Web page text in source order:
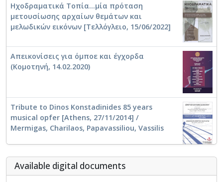
Ηχοδραματικά Τοπία...μία πρόταση
μετουσίωσης αρχαίων θεμάτων και
μελωδικών εικόνων [Τελλόγλειο, 15/06/2022]
Απεικονίσεις για όμποε και έγχορδα
(Κομοτηνή, 14.02.2020)
Tribute to Dinos Konstadinides 85 years
musical opfer [Athens, 27/11/2014] /
Mermigas, Charilaos, Papavassiliou, Vassilis
Αvailable digital documents